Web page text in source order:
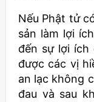
Nếu Phật tử
sản làm lợi
đến sự lợi
được các vị
an lạc không
đau và sau